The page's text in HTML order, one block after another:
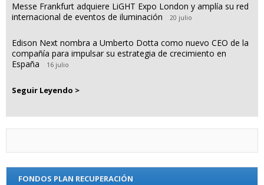
Messe Frankfurt adquiere LiGHT Expo London y amplía su red
internacional de eventos de iluminación
20 julio
Edison Next nombra a Umberto Dotta como nuevo CEO de la
compañía para impulsar su estrategia de crecimiento en
España
16 julio
Seguir Leyendo >
FONDOS PLAN RECUPERACIÓN